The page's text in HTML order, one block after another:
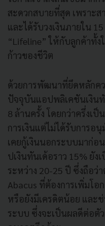
สะดวกสบายที่สุด เพราะ
และได้รับวงเงินภายใน
“Lifeline” ให้กับลูกค้าทั้
ก้าวของชีวิต
ด้วยการพัฒนาที่ยึดหลักคว
ปัจจุบันแอปพลิเคชันเงิน
8 ล้านครั้ง โดยกว่าครึ่งเ
การเงินแต่ไม่ได้รับการอ
เคยกู้เงินนอกระบบมาก่
ปเงินทันเด้อราว 15% ยั
ระหว่าง 20-25 ปี ซึ่งถือว่
Abacus ที่ต้องการเพิ่มโอ
หรือยังมีเครดิตน้อย และ
ระบบ ซึ่งจะเป็นผลดีต่อตั